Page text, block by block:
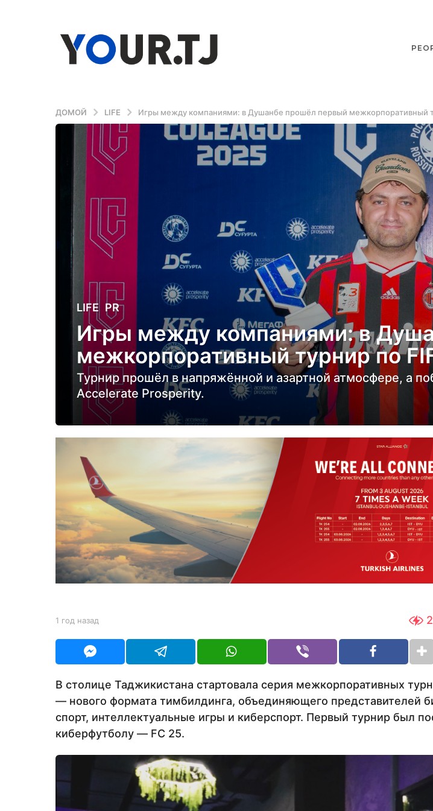
ДОМОЙ LIFE Игры между компаниями: в Душанбе прошёл первый межкорпоративный
1
о
д
а
з
о
н
а
з
а
д
LIFE ,PR
Игры между компаниями: в
межкорпоративный турнир по
Турнир прошёл в напряжённой и азартной атмосфере, а
Accelerate Prosperity.
b
Y
U
1 год назад
н
з
а
В столице Таджикистана стартовала серия межкорпоративных
— нового формата тимбилдинга, объединяющего представителей
спорт, интеллектуальные игры и киберспорт. Первый турнир был
киберфутболу — FC 25.